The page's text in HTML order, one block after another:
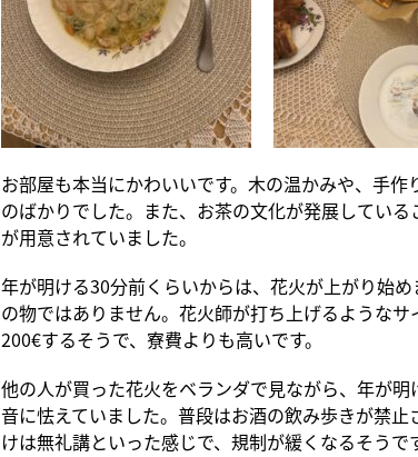
お部屋も本当にかわいいです。木の温かみや、手
のばかりでした。また、お茶の文化が発展してい
が用意されていました。
年が明ける30分前くらいからは、花火が上がり始
の物ではありません。花火師が打ち上げるようなサ
200€するそうで、寮費よりも高いです。
他の人が買った花火をベランダで見ながら、年が
音に怯えていました。普段はお酒の飲み歩きが禁
けは無礼講といった感じで、規制が緩くなるそうで